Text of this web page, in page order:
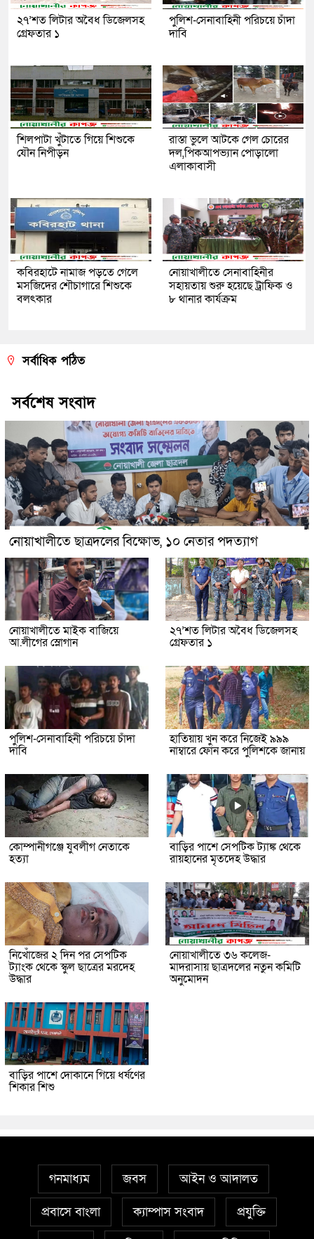
২৭’শত লিটার অবৈধ ডিজেলসহ
গ্রেফতার ১
পুলিশ-সেনাবাহিনী পরিচয়ে চাঁদা
দাবি
শিলপাটা খুঁটাতে গিয়ে শিশুকে
যৌন নিপীড়ন
রাস্তা ভুলে আটকে গেল চোরের
দল,পিকআপভ্যান পোড়ালো
এলাকাবাসী
কবিরহাটে নামাজ পড়তে গেলে
মসজিদের শৌচাগারে শিশুকে
বলৎকার
নোয়াখালীতে সেনাবাহিনীর
সহায়তায় শুরু হয়েছে ট্রাফিক ও
৮ থানার কার্যক্রম
সর্বাধিক পঠিত
সর্বশেষ সংবাদ
নোয়াখালীতে ছাত্রদলের বিক্ষোভ, ১০ নেতার পদত্যাগ
নোয়াখালীতে মাইক বাজিয়ে
আ.লীগের স্লোগান
২৭’শত লিটার অবৈধ ডিজেলসহ
গ্রেফতার ১
পুলিশ-সেনাবাহিনী পরিচয়ে চাঁদা
দাবি
হাতিয়ায় খুন করে নিজেই ৯৯৯
নাম্বারে ফোন করে পুলিশকে জানায়
কোম্পানীগঞ্জে যুবলীগ নেতাকে
হত্যা
বাড়ির পাশে সেপটিক ট্যাঙ্ক থেকে
রায়হানের মৃতদেহ উদ্ধার
নিখোঁজের ২ দিন পর সেপটিক
ট্যাংক থেকে স্কুল ছাত্রের মরদেহ
উদ্ধার
নোয়াখালীতে ৩৬ কলেজ-
মাদরাসায় ছাত্রদলের নতুন কমিটি
অনুমোদন
বাড়ির পাশে দোকানে গিয়ে ধর্ষণের
শিকার শিশু
গনমাধ্যম জবস আইন ও আদালত
প্রবাসে বাংলা ক্যাম্পাস সংবাদ প্রযুক্তি